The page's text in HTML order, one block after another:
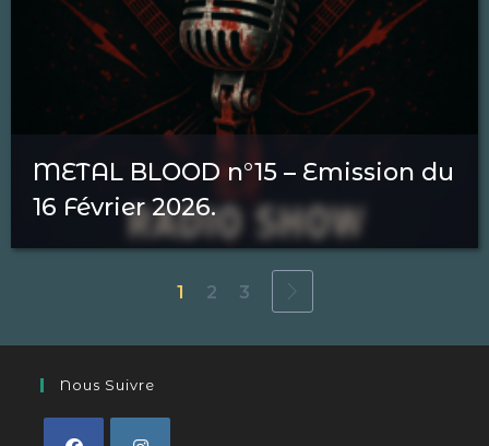
METAL BLOOD n°15 – Emission du
16 Février 2026.
1 2 3
Nous Suivre